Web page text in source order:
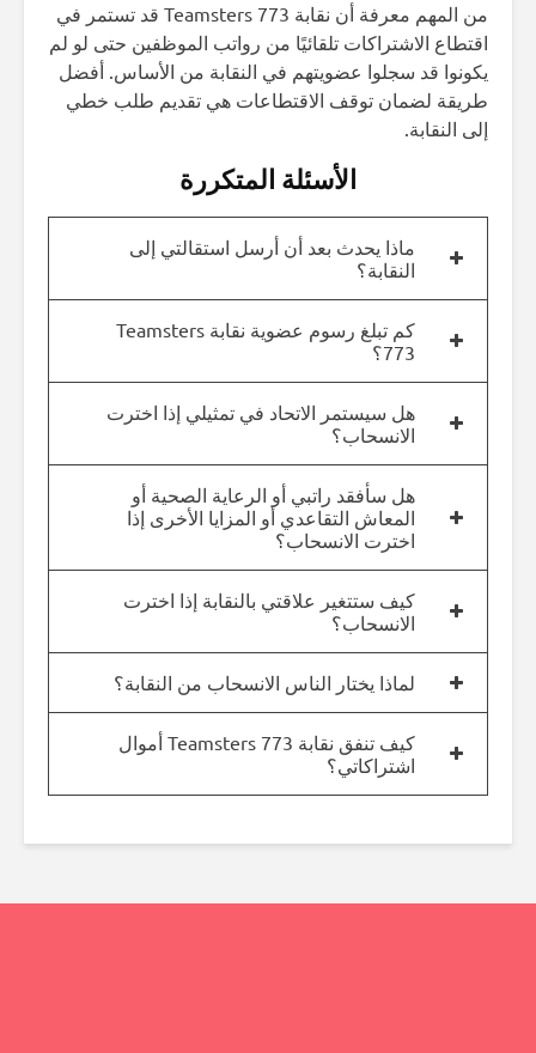
من المهم معرفة أن نقابة Teamsters 773 قد تستمر في
اقتطاع الاشتراكات تلقائيًا من رواتب الموظفين حتى لو لم
يكونوا قد سجلوا عضويتهم في النقابة من الأساس. أفضل
طريقة لضمان توقف الاقتطاعات هي تقديم طلب خطي
إلى النقابة.
الأسئلة المتكررة
ماذا يحدث بعد أن أرسل استقالتي إلى
النقابة؟
كم تبلغ رسوم عضوية نقابة Teamsters
773؟
هل سيستمر الاتحاد في تمثيلي إذا اخترت
الانسحاب؟
هل سأفقد راتبي أو الرعاية الصحية أو
المعاش التقاعدي أو المزايا الأخرى إذا
اخترت الانسحاب؟
كيف ستتغير علاقتي بالنقابة إذا اخترت
الانسحاب؟
لماذا يختار الناس الانسحاب من النقابة؟
كيف تنفق نقابة Teamsters 773 أموال
اشتراكاتي؟